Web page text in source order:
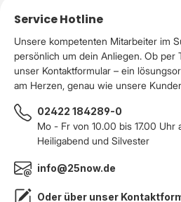
Service Hotline
Unsere kompetenten Mitarbeiter im
persönlich um dein Anliegen. Ob per
unser Kontaktformular – ein
am Herzen, genau wie unsere
02422 184289-0
Mo - Fr von 10.00 bis 17.00 Uhr
Heiligabend und Silvester
info@25now.de
Oder über unser